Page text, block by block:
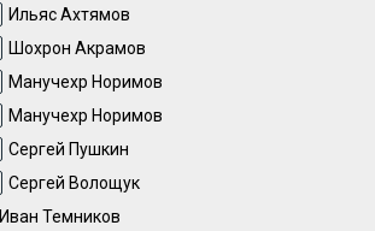
Ильяс Ахтямов
Шохрон Акрамов
Манучехр Норимов
Манучехр Норимов
Сергей Пушкин
Сергей Волощук
Иван Темников